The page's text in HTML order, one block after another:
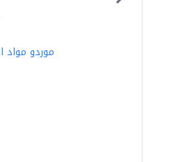
موردو مواد